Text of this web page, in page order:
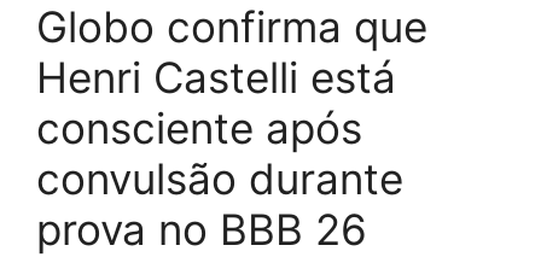
Globo confirma que
Henri Castelli está
consciente após
convulsão durante
prova no BBB 26